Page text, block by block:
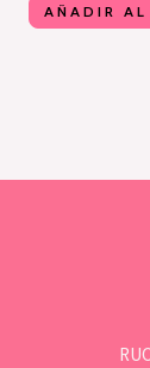
AÑADIR AL